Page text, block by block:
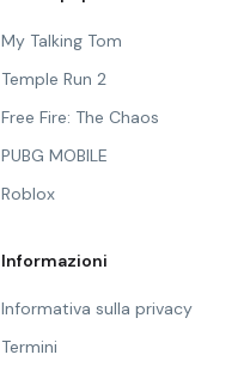
My Talking Tom
Temple Run 2
Free Fire: The Chaos
PUBG MOBILE
Roblox
Informazioni
Informativa sulla privacy
Termini